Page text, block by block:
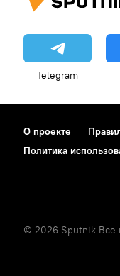
Telegram
О проекте
Политика
© 2026 Sputnik Все